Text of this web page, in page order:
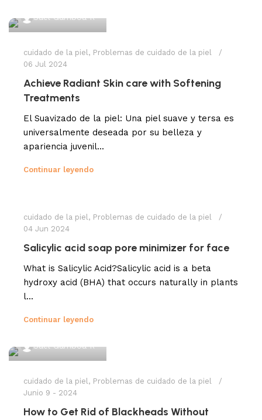
Sael Gamboa R
cuidado de la piel, Problemas de cuidado de la piel
06 Jul 2024
Achieve Radiant Skin care with Softening
Treatments
El Suavizado de la piel: Una piel suave y tersa es
universalmente deseada por su belleza y
apariencia juvenil...
Continuar leyendo
cuidado de la piel, Problemas de cuidado de la piel
04 Jun 2024
Salicylic acid soap pore minimizer for face
What is Salicylic Acid?Salicylic acid is a beta
hydroxy acid (BHA) that occurs naturally in plants
l...
Continuar leyendo
Sael Gamboa R
cuidado de la piel, Problemas de cuidado de la piel
Junio 9 - 2024
How to Get Rid of Blackheads Without